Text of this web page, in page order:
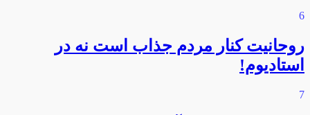
6
روحانیت کنار مردم جذاب است نه در
استادیوم!
7